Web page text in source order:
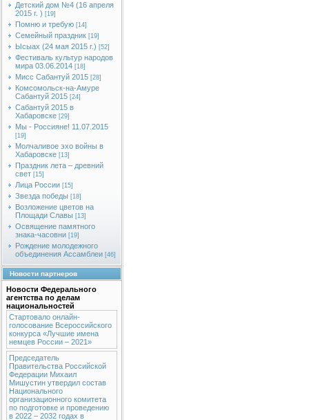
Детский дом №4 (16 апреля
2015 г. ) [19]
Помню и требую [14]
Семейный праздник [19]
Ысыах (24 мая 2015 г.) [52]
Фестиваль культур народов
мира 03.06.2014 [18]
Мисс Сабантуй 2015 [28]
Комсомольск-на-Амуре
Сабантуй 2015 [24]
Сабантуй 2015 в
Хабаровске [29]
Мы - Россияне! 11.07.2015
[19]
Молчаливое эхо войны в
Хабаровске [13]
Праздник лета – древний
свет [15]
Лица России [15]
Звезда победы [18]
Возложение цветов на
Площади Славы [13]
Освящение памятного
знака-часовни [19]
Рождение молодежного
объединения Ассамблеи [46]
Новости партнеров
Новости Федерального
агентства по делам
национальностей
Стартовало онлайн-
голосование Всероссийского
конкурса «Лучшие имена
немцев России – 2021»
Председатель
Правительства Российской
Федерации Михаил
Мишустин утвердил состав
Национального
организационного комитета
по подготовке и проведению
в 2022 – 2032 годах в